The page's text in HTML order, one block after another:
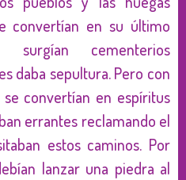
convertían en su último
cementerios
daba sepultura. Pero con
convertían en espíritus
errantes reclamando el
estos caminos. Por
lanzar una piedra al